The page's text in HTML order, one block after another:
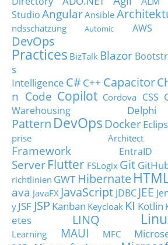
StudioAngularAnsible
ndsschätzung
Automic AWS
DevOps
Practices BizTalk Blazor
s
Intelligence C#C++ Capacitor
n Code Copilot Cordova CSS
Warehousing
Delphi
Pattern DevOps Docker
prise Architect
Framework
EntraID
Server Flutter FSLogix Git
richtlinien GWT Hibernate
ava JavaFX JavaScript JDBC JEE
y JSF JSP Kanban Keycloak KI Kotlin
etes
LINQ
Learning
MAUI MFC